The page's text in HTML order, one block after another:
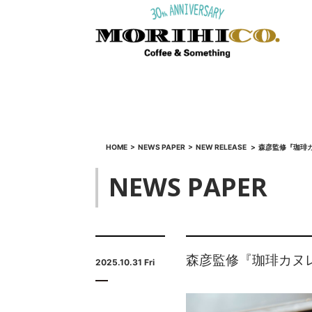
HOME > NEWS PAPER > NEW RELEASE > 森彦監修『珈琲
NEWS PAPER
2025.10.31 Fri 森彦監修『珈琲カヌ